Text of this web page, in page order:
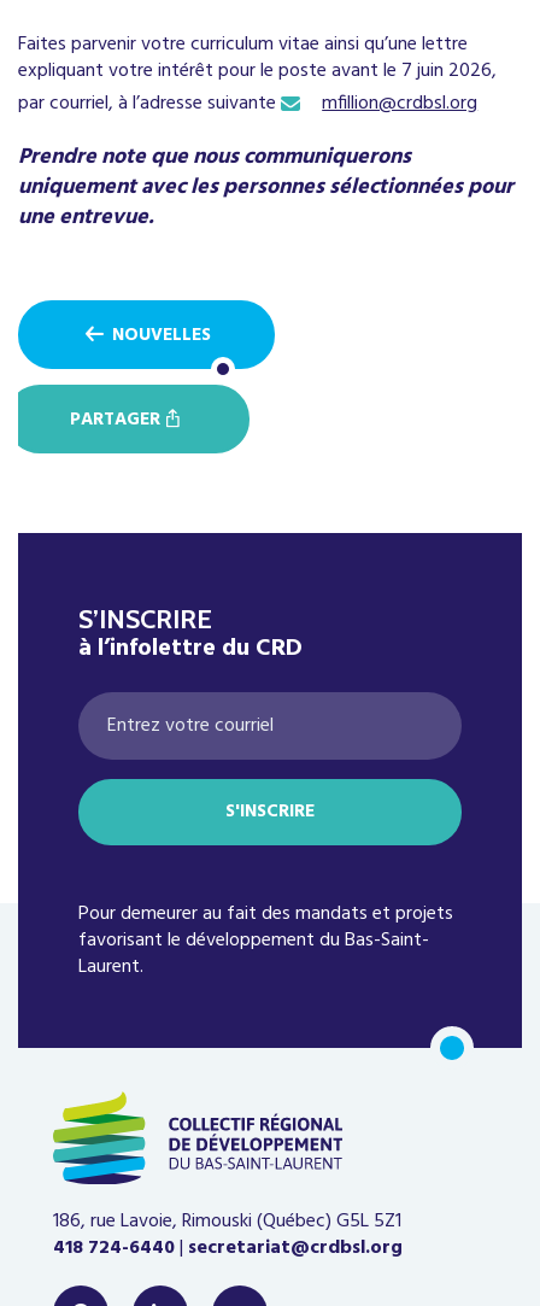
Faites parvenir votre curriculum vitae ainsi qu’une lettre
expliquant votre intérêt pour le poste avant le 7 juin 2026,
par courriel, à l’adresse suivante
mfillion@crdbsl.org
Prendre note que nous communiquerons
uniquement avec les personnes sélectionnées pour
une entrevue.
NOUVELLES
PARTAGER
S’INSCRIRE
à l’infolettre du CRD
Pour demeurer au fait des mandats et projets
favorisant le développement du Bas-Saint-
Laurent.
186, rue Lavoie, Rimouski (Québec)G5L 5Z1
418 724-6440| secretariat@crdbsl.org